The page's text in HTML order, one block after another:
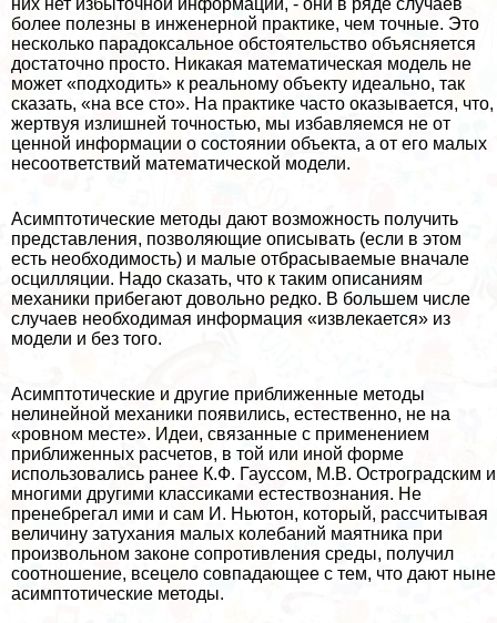
них нет избыточной информации, - они в ряде случаев
более полезны в инженерной пpaктике, чем точные. Это
несколько парадоксальное обстоятельство объясняется
достаточно просто. Никакая математическая модель не
может «подходить» к реальному объекту идеально, так
сказать, «на все сто». На пpaктике часто оказывается, что,
жертвуя излишней точностью, мы избавляемся не от
ценной информации о состоянии объекта, а от его малых
несоответствий математической модели.
Асимптотические методы дают возможность получить
представления, позволяющие описывать (если в этом
есть необходимость) и малые отбрасываемые вначале
осцилляции. Надо сказать, что к таким описаниям
механики прибегают довольно редко. В большем числе
случаев необходимая информация «извлекается» из
модели и без того.
Асимптотические и другие приближенные методы
нелинейной механики появились, естественно, не на
«ровном месте». Идеи, связанные с применением
приближенных расчетов, в той или иной форме
использовались ранее К.Ф. Гауссом, М.В. Остроградским и
многими другими классиками естествознания. Не
пренебрегал ими и сам И. Ньютон, который, рассчитывая
величину затухания малых колебаний маятника при
произвольном законе сопротивления среды, получил
соотношение, всецело совпадающее с тем, что дают ныне
асимптотические методы.